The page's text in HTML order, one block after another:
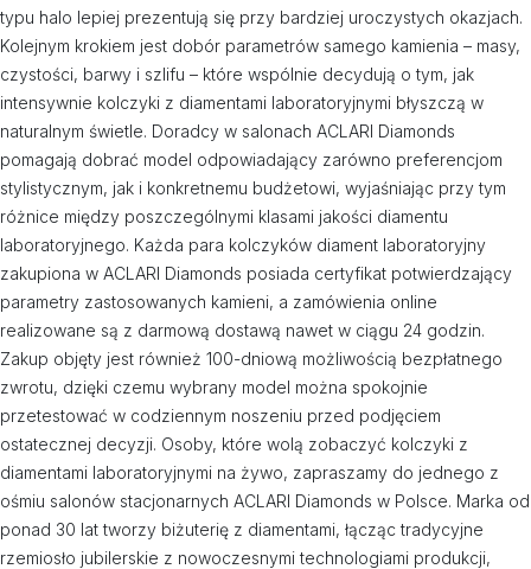
typu halo lepiej prezentują się przy bardziej uroczystych okazjach.
Kolejnym krokiem jest dobór parametrów samego kamienia – masy,
czystości, barwy i szlifu – które wspólnie decydują o tym, jak
intensywnie kolczyki z diamentami laboratoryjnymi błyszczą w
naturalnym świetle. Doradcy w salonach ACLARI Diamonds
pomagają dobrać model odpowiadający zarówno preferencjom
stylistycznym, jak i konkretnemu budżetowi, wyjaśniając przy tym
różnice między poszczególnymi klasami jakości diamentu
laboratoryjnego. Każda para kolczyków diament laboratoryjny
zakupiona w ACLARI Diamonds posiada certyfikat potwierdzający
parametry zastosowanych kamieni, a zamówienia online
realizowane są z darmową dostawą nawet w ciągu 24 godzin.
Zakup objęty jest również 100-dniową możliwością bezpłatnego
zwrotu, dzięki czemu wybrany model można spokojnie
przetestować w codziennym noszeniu przed podjęciem
ostatecznej decyzji. Osoby, które wolą zobaczyć kolczyki z
diamentami laboratoryjnymi na żywo, zapraszamy do jednego z
ośmiu salonów stacjonarnych ACLARI Diamonds w Polsce. Marka od
ponad 30 lat tworzy biżuterię z diamentami, łącząc tradycyjne
rzemiosło jubilerskie z nowoczesnymi technologiami produkcji,